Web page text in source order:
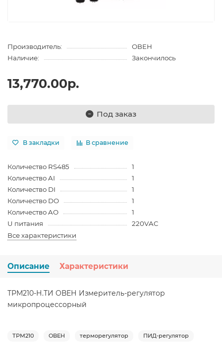
Производитель:
ОВЕН
Наличие:
Закончилось
13,770.00р.
Под заказ
В закладки В сравнение
Количество RS485
1
Количество AI
1
Количество DI
1
Количество DO
1
Количество AO
1
U питания
220VAC
Все характеристики
Описание Характеристики
ТРМ210-Н.ТИ ОВЕН Измеритель-регулятор
микропроцессорный
ТРМ210 ОВЕН терморегулятор ПИД-регулятор